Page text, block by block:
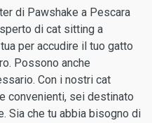
di Pawshake a Pescara
di cat sitting a
per accudire il tuo gatto
Possono anche
Con i nostri cat
convenienti, sei destinato
Sia che tu abbia bisogno di